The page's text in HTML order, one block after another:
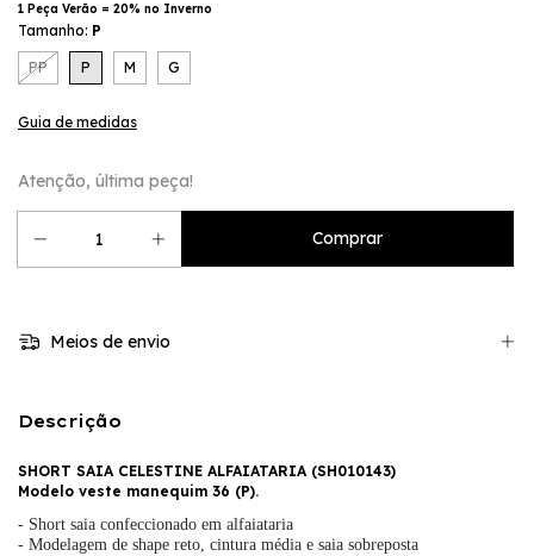
1 Peça Verão = 20% no Inverno
Tamanho: P
PP P M G
Guia de medidas
Atenção, última peça!
Meios de envio
Descrição
SHORT SAIA CELESTINE ALFAIATARIA (SH010143)
Modelo veste manequim 36 (P).
- Short saia confeccionado em alfaiataria
- Modelagem de shape reto, cintura média e saia sobreposta